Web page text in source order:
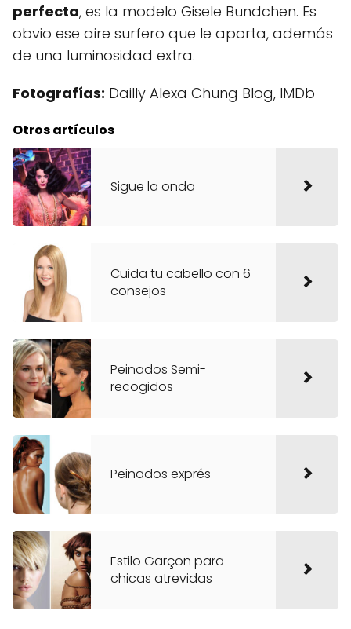
perfecta, es la modelo Gisele Bundchen. Es
obvio ese aire surfero que le aporta, además
de una luminosidad extra.
Fotografías: Dailly Alexa Chung Blog, IMDb
Otros artículos
Sigue la onda
Cuida tu cabello con 6
consejos
Peinados Semi-
recogidos
Peinados exprés
Estilo Garçon para
chicas atrevidas